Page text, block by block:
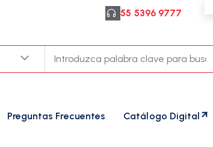
55 5396 9777
Preguntas Frecuentes Catálogo Digital